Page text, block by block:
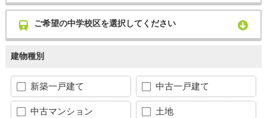
ご希望の中学校区を選択してください
建物種別
新築一戸建て 中古一戸建て
中古マンション 土地